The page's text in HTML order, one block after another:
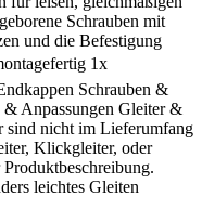
Schrauben mit
und die Befestigung
1x
Schrauben &
Anpassungen Gleiter &
sind nicht im Lieferumfang
Klickgleiter, oder
leichtes Gleiten